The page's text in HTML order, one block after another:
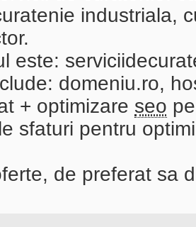
industriala,
este:
domeniu.ro,
+ optimizare seo
sfaturi pentru
de preferat sa